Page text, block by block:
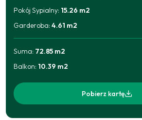
Pokój Sypialny: 15.26 m2
Garderoba:4.61 m2
Suma: 72.85 m2
Balkon: 10.39 m2
Pobierz kartę